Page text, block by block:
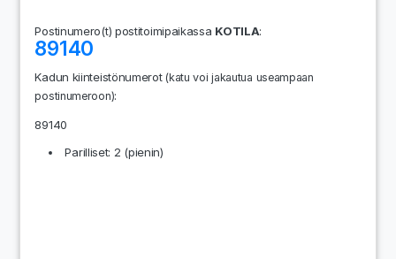
Postinumero(t) postitoimipaikassa KOTILA:
89140
Kadun kiinteistönumerot(katu voi jakautua useampaan
postinumeroon):
89140
Parilliset: 2 (pienin)